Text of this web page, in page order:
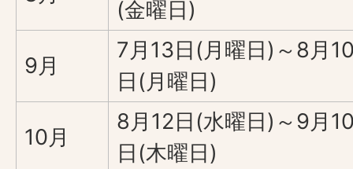
(金曜日)
9月
7月13日(月曜日)～8月
日(月曜日)
10月
8月12日(水曜日)～9月
日(木曜日)